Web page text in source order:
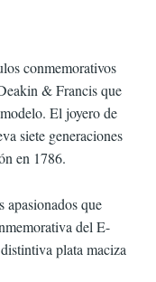
conmemorativos
& Francis que
El joyero de
siete generaciones
en 1786.
apasionados que
del E-
plata maciza